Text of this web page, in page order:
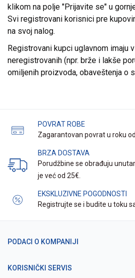
klikom na polje "Prijavite se" u
Svi registrovani korisnici pre
na svoj nalog.
Registrovani kupci uglavnom imaju
neregistrovanih (npr. brže i lakše
omiljenih proizvoda, obaveštenja o
POVRAT ROBE
Zagarantovan povrat u roku
BRZA DOSTAVA
Porudžbine se obrađuju
je već od 25€.
EKSKLUZIVNE POGODNOSTI
Registrujte se i budite u toku
PODACI O KOMPANIJI
KORISNIČKI SERVIS